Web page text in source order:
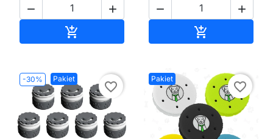
 

 

-30% Pakiet
favorite_border
Pakiet
favorite_border